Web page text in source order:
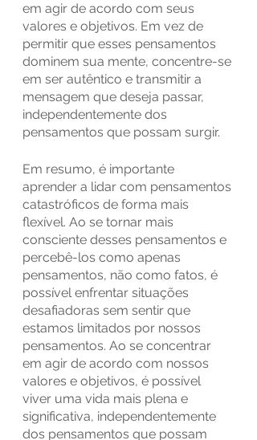
em agir de acordo com seus
valores e objetivos. Em vez de
permitir que esses pensamentos
dominem sua mente, concentre-se
em ser autêntico e transmitir a
mensagem que deseja passar,
independentemente dos
pensamentos que possam surgir.
Em resumo, é importante
aprender a lidar com pensamentos
catastróficos de forma mais
flexível. Ao se tornar mais
consciente desses pensamentos e
percebê-los como apenas
pensamentos, não como fatos, é
possível enfrentar situações
desafiadoras sem sentir que
estamos limitados por nossos
pensamentos. Ao se concentrar
em agir de acordo com nossos
valores e objetivos, é possível
viver uma vida mais plena e
significativa, independentemente
dos pensamentos que possam